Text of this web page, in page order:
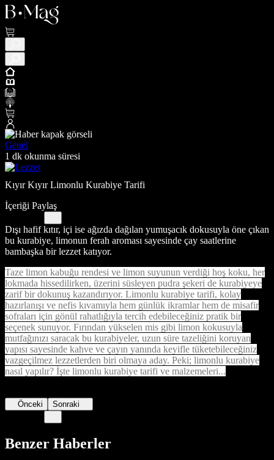
Genel
1 dk okunma süresi
Kıyır Kıyır Limonlu Kurabiye Tarifi
İçeriği Paylaş
Dışı hafif kıtır, içi ise ağızda dağılan yumuşacık dokusuyla öne çıkan
bu kurabiye, limonun ferah aroması sayesinde çay saatlerine
bambaşka bir lezzet katıyor.
Taze limon kabuğu rendesi ve limon suyunun verdiği hoş koku, her
lokmada hissedilirken, üzerini süsleyen pudra şekeri de kurabiyeye
zarif bir dokunuş kazandırıyor. Limonlu kurabiye tarifi, kolay
hazırlanışı ve nefis kıvamıyla hem günlük ikramlar hem de misafir
sofraları için gönül rahatlığıyla tercih edebileceğiniz pratik bir
seçenek sunuyor. Fırından yükselen mis gibi limon kokusuyla
mutfağınızı saracak bu kurabiyeler, uzun süre tazeliğini koruyan
yapısı sayesinde kahve ve çayın yanında keyifle tüketebileceğiniz
vazgeçilmez lezzetlerden biri olmaya aday. Peki; limonlu kurabiye
nasıl yapılır? İşte limonlu kurabiye tarifi ve malzemeleri...
Önceki Sonraki
Benzer Haberler